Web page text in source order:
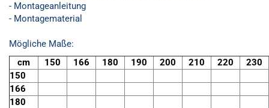
- Montageanleitung
- Montagematerial
Mögliche Maße:
cm
150 166 180 190 200 210 220
230
150
166
180